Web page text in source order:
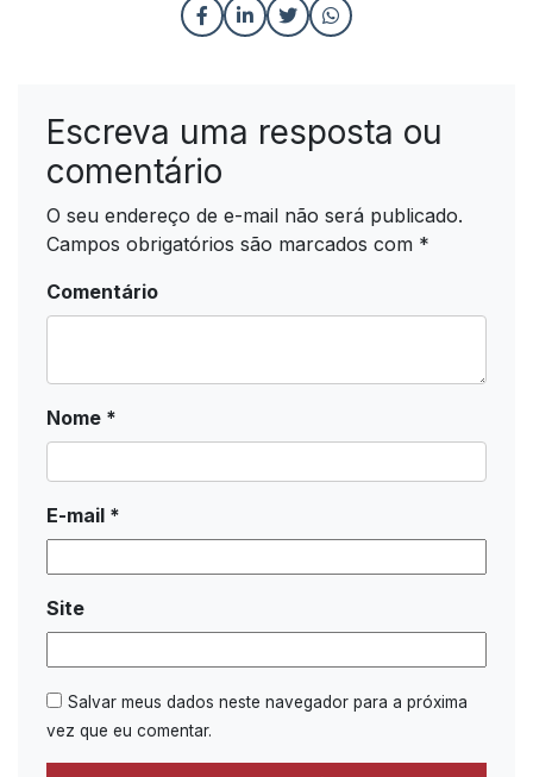
Escreva uma resposta ou
comentário
O seu endereço de e-mail não será publicado.
Campos obrigatórios são marcados com *
Comentário
Nome *
E-mail *
Site
Salvar meus dados neste navegador para a próxima
vez que eu comentar.